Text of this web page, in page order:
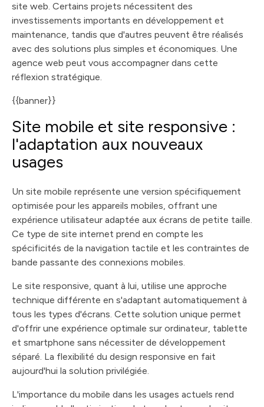
site web. Certains projets nécessitent des
investissements importants en développement et
maintenance, tandis que d'autres peuvent être réalisés
avec des solutions plus simples et économiques. Une
agence web peut vous accompagner dans cette
réflexion stratégique.
{{banner}}
Site mobile et site responsive :
l'adaptation aux nouveaux
usages
Un site mobile représente une version spécifiquement
optimisée pour les appareils mobiles, offrant une
expérience utilisateur adaptée aux écrans de petite taille.
Ce type de site internet prend en compte les
spécificités de la navigation tactile et les contraintes de
bande passante des connexions mobiles.
Le site responsive, quant à lui, utilise une approche
technique différente en s'adaptant automatiquement à
tous les types d'écrans. Cette solution unique permet
d'offrir une expérience optimale sur ordinateur, tablette
et smartphone sans nécessiter de développement
séparé. La flexibilité du design responsive en fait
aujourd'hui la solution privilégiée.
L'importance du mobile dans les usages actuels rend